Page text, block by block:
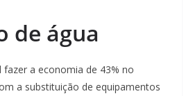
de água
a economia de 43% no
a substituição de equipamentos